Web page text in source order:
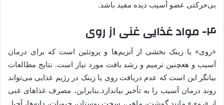
بی‌حرکتی عضو آسیب دیده مفید باشد.
۴- مواد غذایی غنی از روی
«روی» یا زینک بخشی از آنزیم‌ها و پروتئین است که برای درمان
آسیب و هعچنین ترمیم و رشد بافت مورد نیاز است. نتایج مطالعات
بیانگر این است که عدم دریافت روی یا زینک در رژیم غذایی می‌تواند
روند درمان آسیب را به تأخیر بیاندازد.بنابراین، مصرف غذاهای غنی